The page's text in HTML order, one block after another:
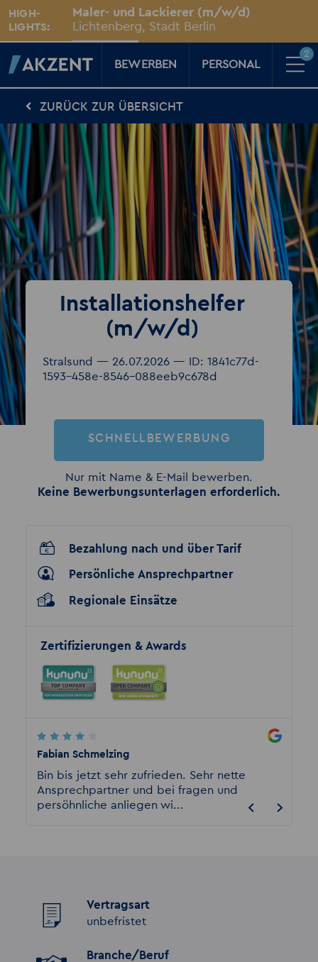
HIGH-
LIGHTS:
Maler- und Lackierer (m/w/d)
Lichtenberg, Stadt Berlin
Für Kandidaten
Karriere-Kompass
News, Tipps & Tricks rund um deinen Traumjob
Für Unternehmen
Kompass für Personaler
News rund um den Arbeitsplatz
Über AKZENT
Für Sie vor Ort
AKZENT-Shop
Für unsere größten Fans
Merkzettel 2
BEWERBEN PERSONAL
2
ZURÜCK ZUR ÜBERSICHT
Installationshelfer
(m/w/d)
Stralsund — 26.07.2026 — ID: 1841c77d-
1593-458e-8546-088eeb9c678d
SCHNELLBEWERBUNG
Nur mit Name & E-Mail bewerben.
Keine Bewerbungsunterlagen erforderlich.
Bezahlung nach und über Tarif
Persönliche Ansprechpartner
Regionale Einsätze
Zertifizierungen & Awards
Fabian Schmelzing
Bin bis jetzt sehr zufrieden. Sehr nette
Ansprechpartner und bei fragen und
persöhnliche anliegen wi...
Vertragsart
unbefristet
Branche/Beruf